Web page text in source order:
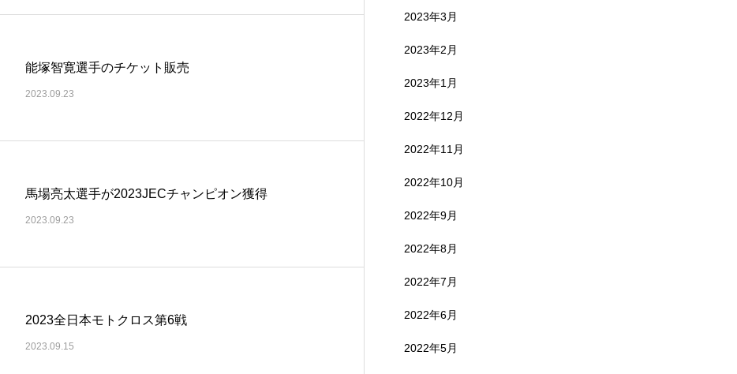
能塚智寛選手のチケット販売
2023.09.23
馬場亮太選手が2023JECチャンピオン獲得
2023.09.23
2023全日本モトクロス第6戦
2023.09.15
2023年3月
2023年2月
2023年1月
2022年12月
2022年11月
2022年10月
2022年9月
2022年8月
2022年7月
2022年6月
2022年5月